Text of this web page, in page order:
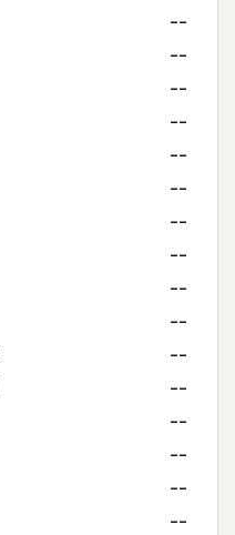
--
--
--
--
--
--
--
--
--
--
--
--
--
--
--
--